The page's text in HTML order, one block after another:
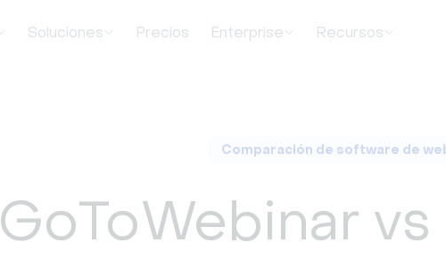
Soluciones Precios Enterprise Recursos
Comparación de software de
GoToWebinar